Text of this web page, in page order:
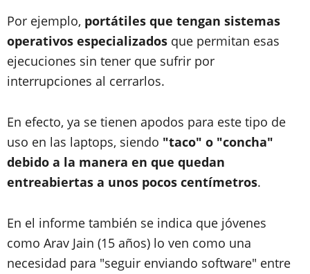
Por ejemplo, portátiles que tengan sistemas
operativos especializados que permitan esas
ejecuciones sin tener que sufrir por
interrupciones al cerrarlos.
En efecto, ya se tienen apodos para este tipo de
uso en las laptops, siendo "taco" o "concha"
debido a la manera en que quedan
entreabiertas a unos pocos centímetros.
En el informe también se indica que jóvenes
como Arav Jain (15 años) lo ven como una
necesidad para "seguir enviando software" entre